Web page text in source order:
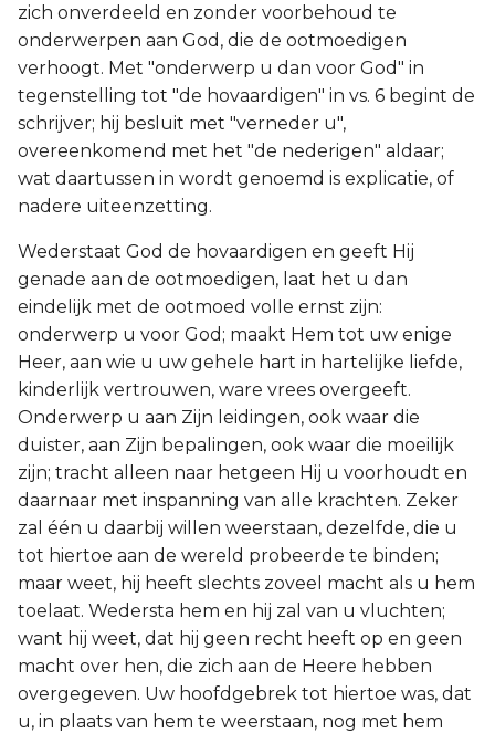
zich onverdeeld en zonder voorbehoud te
onderwerpen aan God, die de ootmoedigen
verhoogt. Met "onderwerp u dan voor God" in
tegenstelling tot "de hovaardigen" in vs. 6 begint de
schrijver; hij besluit met "verneder u",
overeenkomend met het "de nederigen" aldaar;
wat daartussen in wordt genoemd is explicatie, of
nadere uiteenzetting.
Wederstaat God de hovaardigen en geeft Hij
genade aan de ootmoedigen, laat het u dan
eindelijk met de ootmoed volle ernst zijn:
onderwerp u voor God; maakt Hem tot uw enige
Heer, aan wie u uw gehele hart in hartelijke liefde,
kinderlijk vertrouwen, ware vrees overgeeft.
Onderwerp u aan Zijn leidingen, ook waar die
duister, aan Zijn bepalingen, ook waar die moeilijk
zijn; tracht alleen naar hetgeen Hij u voorhoudt en
daarnaar met inspanning van alle krachten. Zeker
zal één u daarbij willen weerstaan, dezelfde, die u
tot hiertoe aan de wereld probeerde te binden;
maar weet, hij heeft slechts zoveel macht als u hem
toelaat. Wedersta hem en hij zal van u vluchten;
want hij weet, dat hij geen recht heeft op en geen
macht over hen, die zich aan de Heere hebben
overgegeven. Uw hoofdgebrek tot hiertoe was, dat
u, in plaats van hem te weerstaan, nog met hem